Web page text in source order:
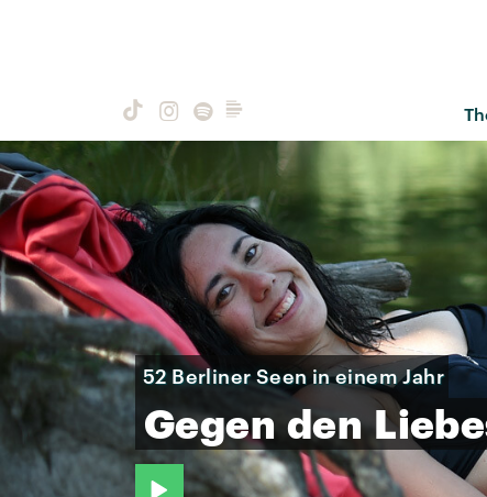
52 Berliner Seen in einem Jahr
Gegen den